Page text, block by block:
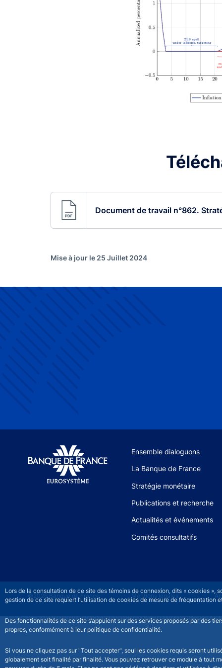
Lors de la consultation de ce site des témoins de connexion, dits « cookies
gestion de ce site requiert l’utilisation de cookies de mesure de
Des fonctionnalités de ce site s’appuient sur des services proposés par des
propres, conformément à leur politique de confidentialité.
Si vous ne cliquez pas sur "Tout accepter", seul les cookies requis seront
globalement soit finalité par finalité. Vous pouvez retrouver ce module à tout
Document de travail n°862.
Mise à jour le 25 Juillet 2024
Site navigation
Ensemble dialoguons
La Banque de France
Stratégie monétaire
Publications et recherche
Actualités et événements
Comités consultatifs
©2026 Banque de France Footer legal notice
Mentions légales